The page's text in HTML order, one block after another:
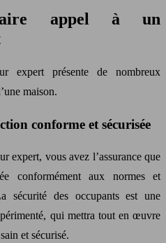
appel à un
expert présente de nombreux
maison.
conforme et sécurisée
expert, vous avez l’assurance que
conformément aux normes et
sécurité des occupants est une
qui mettra tout en œuvre
et sécurisé.